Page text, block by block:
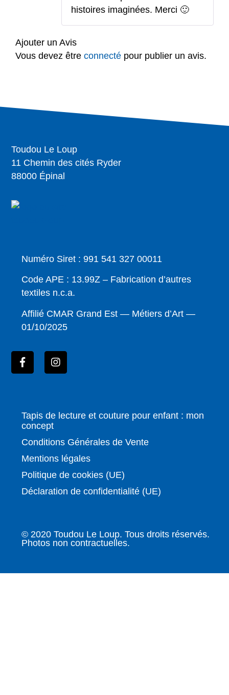
histoires imaginées. Merci 🙂
Ajouter un Avis
Vous devez être connecté pour publier un avis.
Toudou Le Loup
11 Chemin des cités Ryder
88000 Épinal
Numéro Siret : 991 541 327 00011
Code APE : 13.99Z – Fabrication d’autres
textiles n.c.a.
Affilié CMAR Grand Est — Métiers d’Art —
01/10/2025
Tapis de lecture et couture pour enfant : mon
concept
Conditions Générales de Vente
Mentions légales
Politique de cookies (UE)
Déclaration de confidentialité (UE)
© 2020 Toudou Le Loup. Tous droits réservés.
Photos non contractuelles.